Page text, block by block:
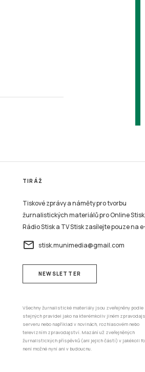
TIRÁŽ
Tiskové zprávy a náměty pro tvorbu
žurnalistických materiálů pro Online Stisk,
Rádio Stisk a TV Stisk zasílejte pouze na
email stisk.munimedia@gmail.com
NEWSLETTER
Všechny žurnalistické materiály jsou zveřejněny podle
stejných pravidel jako na kterémkoliv jiném
serveru nebo například v novinách, rozhlasovém nebo
televizním zpravodajství. Mazání už zveřejněných
žurnalistických příspěvků (ani jejich částí) v jakékoli
není možné nyní ani v budoucnu.